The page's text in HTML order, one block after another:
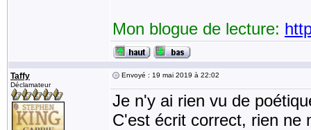
Mon blogue de lecture:
Taffy
Déclamateur
Envoyé : 19 mai 2019 à 22:02
Je n'y ai rien vu de
C'est écrit correct, rien ne